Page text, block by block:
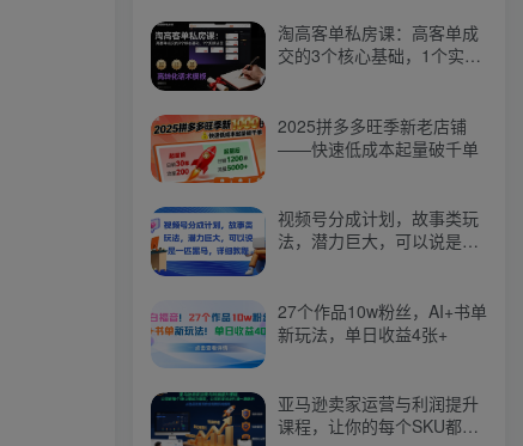
工作也轻松了！
淘高客单私房课：高客单成
交的3个核心基础，1个实操
2025拼多多旺季新老店铺
——快速低成本起量破千单
视频号分成计划，故事类玩
法，潜力巨大，可以说是一
27个作品10w粉丝，AI+书单
新玩法，单日收益4张+
亚马逊卖家运营与利润提升
课程，让你的每个SKU都成